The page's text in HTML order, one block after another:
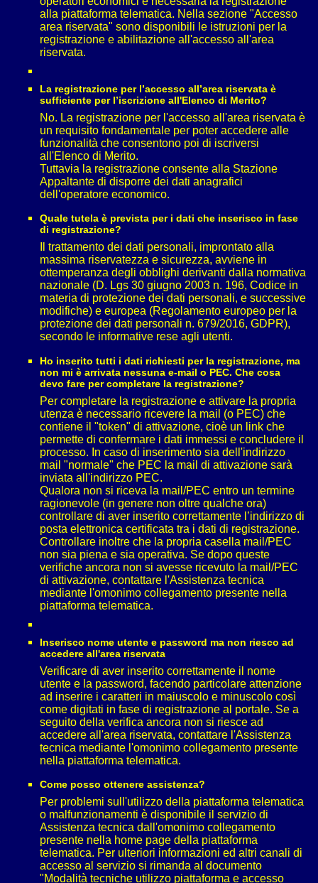
alla piattaforma telematica. Nella sezione "Accesso
area riservata" sono disponibili le istruzioni per la
registrazione e abilitazione all'accesso all'area
riservata.
La registrazione per l’accesso all’area riservata è
sufficiente per l’iscrizione all'Elenco di Merito?
No. La registrazione per l'accesso all'area riservata è
un requisito fondamentale per poter accedere alle
funzionalità che consentono poi di iscriversi
all'Elenco di Merito.
Tuttavia la registrazione consente alla Stazione
Appaltante di disporre dei dati anagrafici
dell'operatore economico.
Quale tutela è prevista per i dati che inserisco in fase
di registrazione?
Il trattamento dei dati personali, improntato alla
massima riservatezza e sicurezza, avviene in
ottemperanza degli obblighi derivanti dalla normativa
nazionale (D. Lgs 30 giugno 2003 n. 196, Codice in
materia di protezione dei dati personali, e successive
modifiche) e europea (Regolamento europeo per la
protezione dei dati personali n. 679/2016, GDPR),
secondo le informative rese agli utenti.
Ho inserito tutti i dati richiesti per la registrazione, ma
non mi è arrivata nessuna e-mail o PEC. Che cosa
devo fare per completare la registrazione?
Per completare la registrazione e attivare la propria
utenza è necessario ricevere la mail (o PEC) che
contiene il "token" di attivazione, cioè un link che
permette di confermare i dati immessi e concludere il
processo. In caso di inserimento sia dell'indirizzo
mail "normale" che PEC la mail di attivazione sarà
inviata all'indirizzo PEC.
Qualora non si riceva la mail/PEC entro un termine
ragionevole (in genere non oltre qualche ora)
controllare di aver inserito correttamente l’indirizzo di
posta elettronica certificata tra i dati di registrazione.
Controllare inoltre che la propria casella mail/PEC
non sia piena e sia operativa. Se dopo queste
verifiche ancora non si avesse ricevuto la mail/PEC
di attivazione, contattare l'Assistenza tecnica
mediante l'omonimo collegamento presente nella
piattaforma telematica.
Inserisco nome utente e password ma non riesco ad
accedere all'area riservata
Verificare di aver inserito correttamente il nome
utente e la password, facendo particolare attenzione
ad inserire i caratteri in maiuscolo e minuscolo così
come digitati in fase di registrazione al portale. Se a
seguito della verifica ancora non si riesce ad
accedere all'area riservata, contattare l'Assistenza
tecnica mediante l'omonimo collegamento presente
nella piattaforma telematica.
Come posso ottenere assistenza?
Per problemi sull'utilizzo della piattaforma telematica
o malfunzionamenti è disponibile il servizio di
Assistenza tecnica dall'omonimo collegamento
presente nella home page della piattaforma
telematica. Per ulteriori informazioni ed altri canali di
accesso al servizio si rimanda al documento
"Modalità tecniche utilizzo piattaforma e accesso